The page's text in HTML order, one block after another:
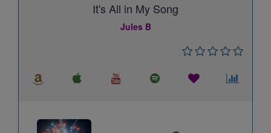
It's All in My Song
Jules B